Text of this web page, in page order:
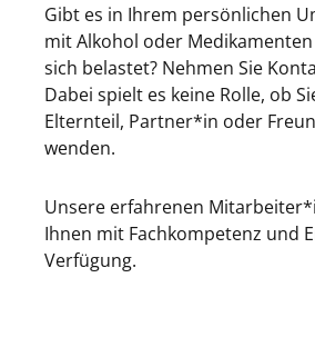
Gibt es in Ihrem persönlichen
mit Alkohol oder
sich belastet? Nehmen Sie
Dabei spielt es keine Rolle, ob
Elternteil, Partner*in oder
wenden.
Unsere erfahrenen
Ihnen mit Fachkompetenz und
Verfügung.